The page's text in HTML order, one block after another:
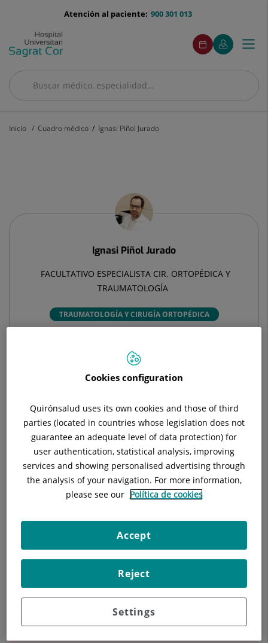
menu-
900 301 013
Atención al paciente:
Buscar
Buscar
menuAcceso
Pedir
cita
Este
enlace
se
en
Mi
Quirónsalud
Este
enlace
se
en
ventana
Menú
Inicio Cuadro médico Ignasi Piñol Jurado
Jurado
Ignasi Piñol Jurado
FACULTATIVO ESPECIALISTA CIR. ORTOPÉDICA Y
TRAUMATOLOGÍA
TRAUMATOLOGÍA Y CIRUGÍA ORTOPÉDICA
Hospital Universitari Sagrat Cor
C/ Viladomat, 288
933 221 111
Datos destacados
Cookies configuration
Quirónsalud uses its own cookies and those of third
parties (located in countries whose legislation does not
guarantee an adequate level of data protection) for
user authentication, statistical analysis, improving
services and showing personalised advertising through
the analysis of your navigation. For more information,
please see our Política de cookies
Settings
Reject
Accept